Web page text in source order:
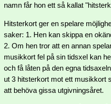
namn får hon ett så kallat
Hitsterkort ger en spelare
saker: 1. Hen kan skippa en
2. Om hen tror att en annan
musikkort fel på sin tidsxel kan
och få låten på den egna
ut 3 hitsterkort mot ett musikkort
att behöva gissa utgivningsåret.